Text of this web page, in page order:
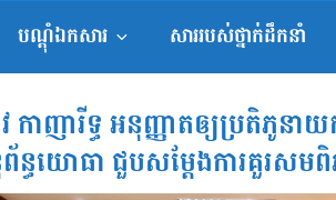
បណ្តុំឯកសារ សាររបស់ថ្នាក់ដឹកនាំ
វ កាញារីទ្ធ អនុញ្ញាតឲ្យប្រតិភូន
ធយោធា ជួបសម្ដែងការគួរសមពិភ